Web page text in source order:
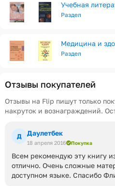
Учебная
Раздел
Медицина и
Раздел
Отзывы покупателей
Отзывы на Flip пишут только
накруток и вознаграждений.
Д Даулетбек
18 апреля 2016 Покупка
Всем рекомендую эту книгу
отлично. Очень сложные
доступном языке. Спасибо